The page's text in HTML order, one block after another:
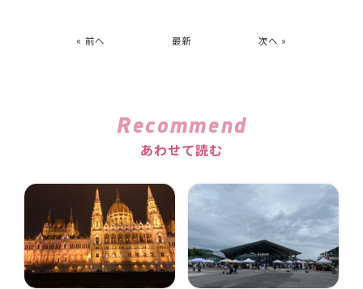
« 前へ 最新 次へ »
Recommend
あわせて読む